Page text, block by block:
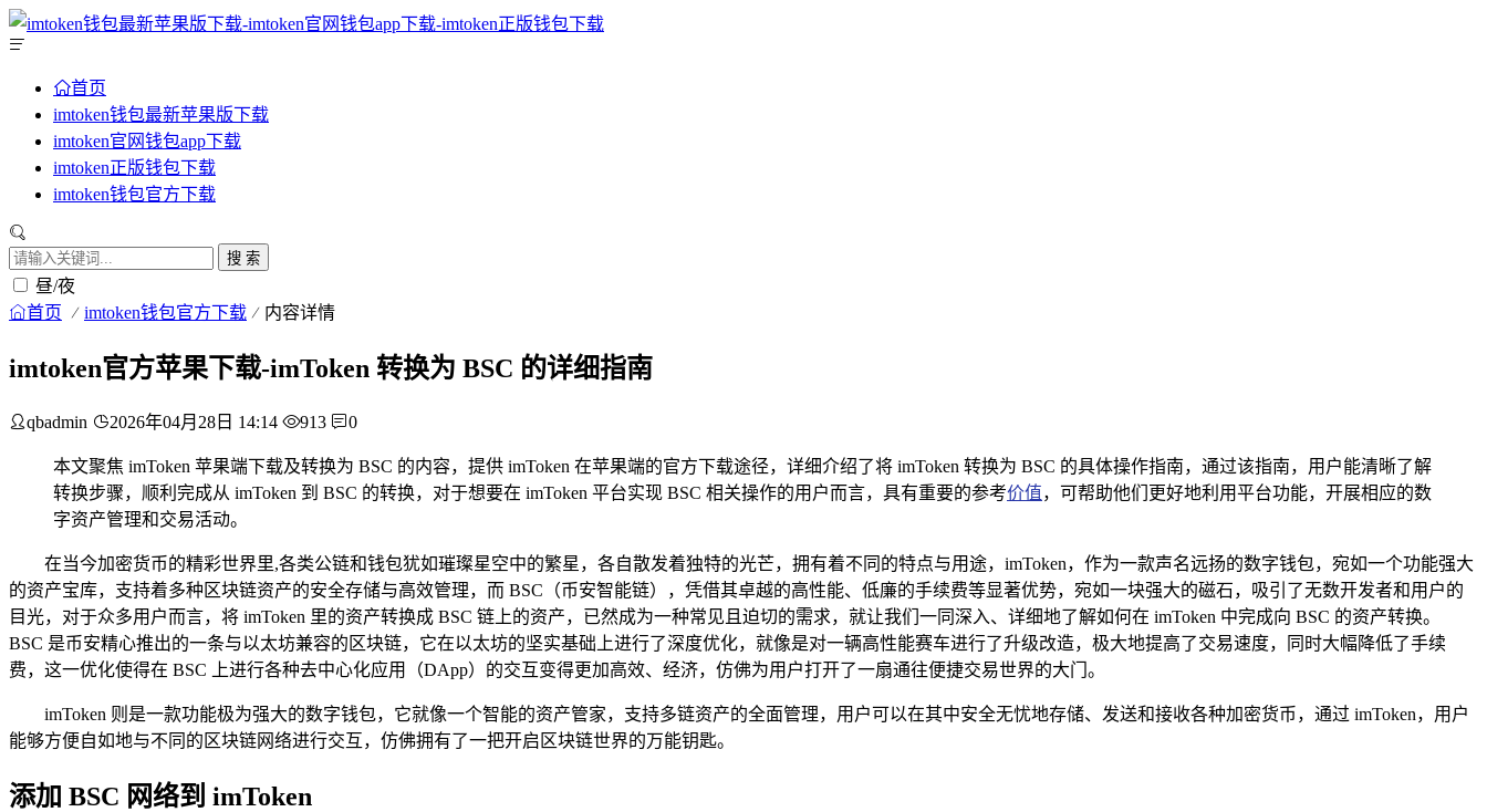
首页
imtoken钱包最新苹果版下载
imtoken官网钱包app下载
imtoken正版钱包下载
imtoken钱包官方下载
搜 索
昼/夜
首页 imtoken钱包官方下载 内容详情
imtoken官方苹果下载-imToken 转换为 BSC 的详细指南
qbadmin 2026年04月28日 14:14 913 0
本文聚焦 imToken 苹果端下载及转换为 BSC 的内容，提供 imToken 在苹果端的官方下载途径，详细介绍了将 imToken 转换为 BSC 的具体操作指南，通过该指南，用户能清晰了解
转换步骤，顺利完成从 imToken 到 BSC 的转换，对于想要在 imToken 平台实现 BSC 相关操作的用户而言，具有重要的参考价值，可帮助他们更好地利用平台功能，开展相应的数
字资产管理和交易活动。
在当今加密货币的精彩世界里,各类公链和钱包犹如璀璨星空中的繁星，各自散发着独特的光芒，拥有着不同的特点与用途，imToken，作为一款声名远扬的数字钱包，宛如一个功能强大
的资产宝库，支持着多种区块链资产的安全存储与高效管理，而 BSC（币安智能链），凭借其卓越的高性能、低廉的手续费等显著优势，宛如一块强大的磁石，吸引了无数开发者和用户的
目光，对于众多用户而言，将 imToken 里的资产转换成 BSC 链上的资产，已然成为一种常见且迫切的需求，就让我们一同深入、详细地了解如何在 imToken 中完成向 BSC 的资产转换。
BSC 是币安精心推出的一条与以太坊兼容的区块链，它在以太坊的坚实基础上进行了深度优化，就像是对一辆高性能赛车进行了升级改造，极大地提高了交易速度，同时大幅降低了手续
费，这一优化使得在 BSC 上进行各种去中心化应用（DApp）的交互变得更加高效、经济，仿佛为用户打开了一扇通往便捷交易世界的大门。
imToken 则是一款功能极为强大的数字钱包，它就像一个智能的资产管家，支持多链资产的全面管理，用户可以在其中安全无忧地存储、发送和接收各种加密货币，通过 imToken，用户
能够方便自如地与不同的区块链网络进行交互，仿佛拥有了一把开启区块链世界的万能钥匙。
添加 BSC 网络到 imToken